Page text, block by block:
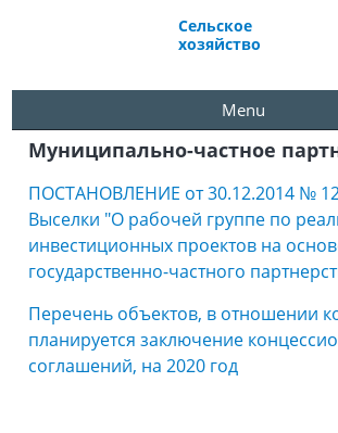
Сельское
хозяйство
Menu
Муниципально-частное
ПОСТАНОВЛЕНИЕ от 30.12.2014 №
Выселки "О рабочей группе по
инвестиционных проектов на
государственно-частного
Перечень объектов, в отношении
планируется заключение
соглашений, на 2020 год